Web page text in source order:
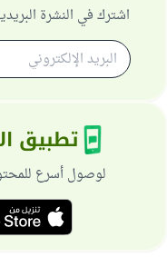
اشترك في النشرة
تطبيق
لوصول أسرع